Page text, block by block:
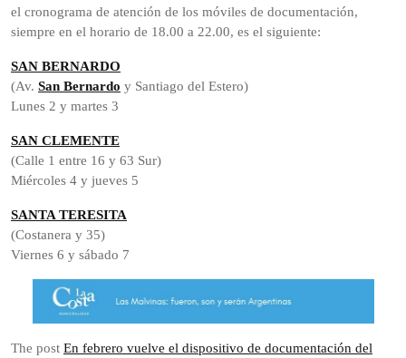
el cronograma de atención de los móviles de documentación,
siempre en el horario de 18.00 a 22.00, es el siguiente:
SAN BERNARDO
(Av. San Bernardo y Santiago del Estero)
Lunes 2 y martes 3
SAN CLEMENTE
(Calle 1 entre 16 y 63 Sur)
Miércoles 4 y jueves 5
SANTA TERESITA
(Costanera y 35)
Viernes 6 y sábado 7
The post En febrero vuelve el dispositivo de documentación del